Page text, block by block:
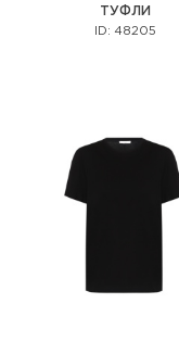
ТУФЛИ
ID: 48205